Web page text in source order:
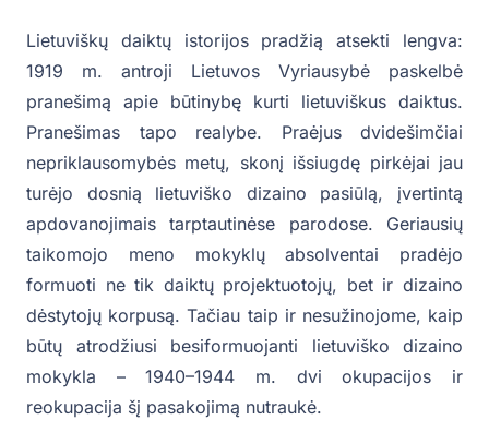
Lietuviškų daiktų istorijos pradžią atsekti lengva:
1919 m. antroji Lietuvos Vyriausybė paskelbė
pranešimą apie būtinybę kurti lietuviškus daiktus.
Pranešimas tapo realybe. Praėjus dvidešimčiai
nepriklausomybės metų, skonį išsiugdę pirkėjai jau
turėjo dosnią lietuviško dizaino pasiūlą, įvertintą
apdovanojimais tarptautinėse parodose. Geriausių
taikomojo meno mokyklų absolventai pradėjo
formuoti ne tik daiktų projektuotojų, bet ir dizaino
dėstytojų korpusą. Tačiau taip ir nesužinojome, kaip
būtų atrodžiusi besiformuojanti lietuviško dizaino
mokykla – 1940–1944 m. dvi okupacijos ir
reokupacija šį pasakojimą nutraukė.